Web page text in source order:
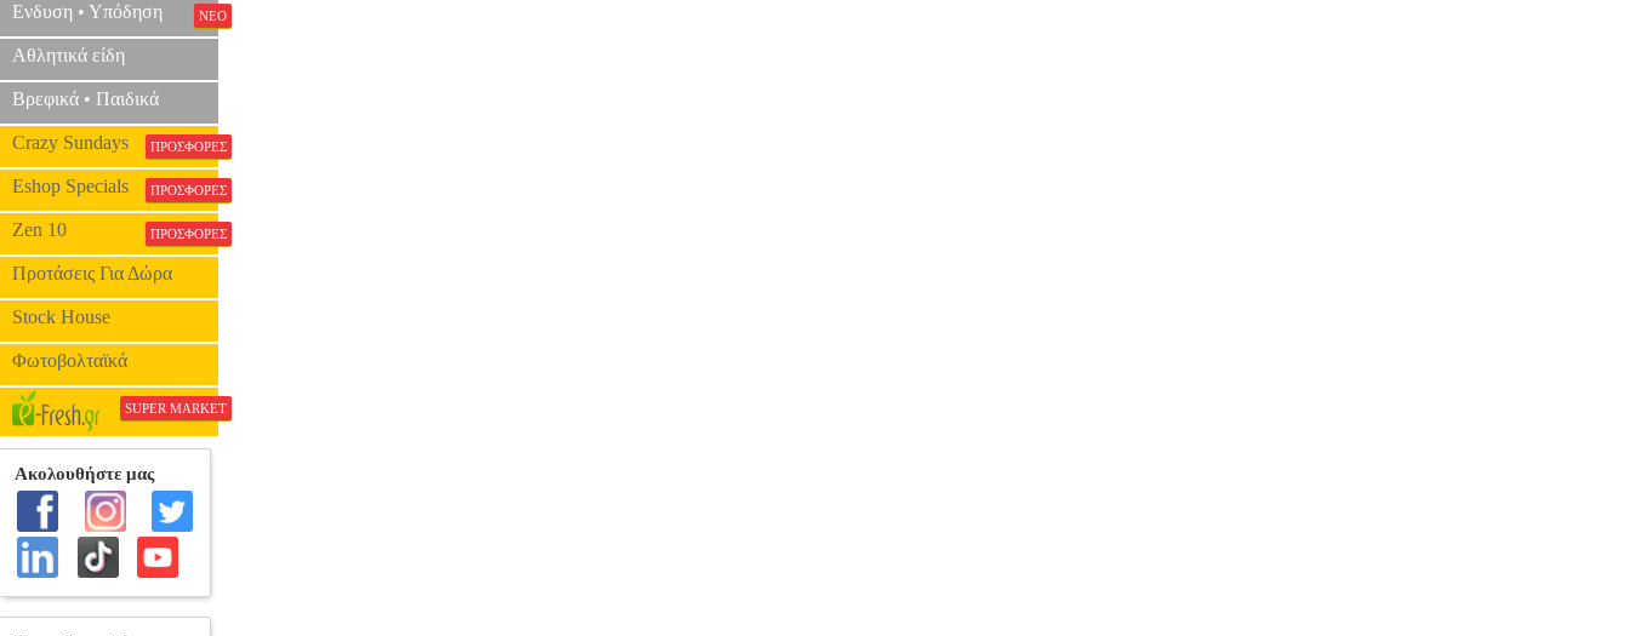
Ενδυση • Υπόδηση ΝΕΟ
Αθλητικά είδη
Βρεφικά • Παιδικά
Crazy Sundays ΠΡΟΣΦΟΡΕΣ
Eshop Specials ΠΡΟΣΦΟΡΕΣ
Zen 10 ΠΡΟΣΦΟΡΕΣ
Προτάσεις Για Δώρα
Stock House
Φωτοβολταϊκά
SUPER MARKET